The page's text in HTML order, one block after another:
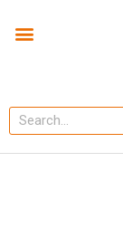
Menu
Search